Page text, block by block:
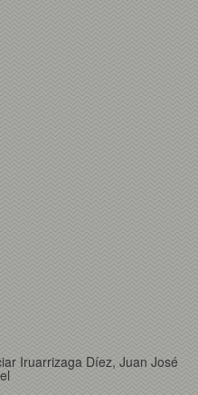
Iruarrizaga Díez, Juan José